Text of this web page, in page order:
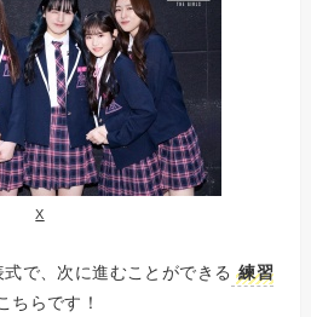
X
で、次に進むことができる 練習
ちらです！